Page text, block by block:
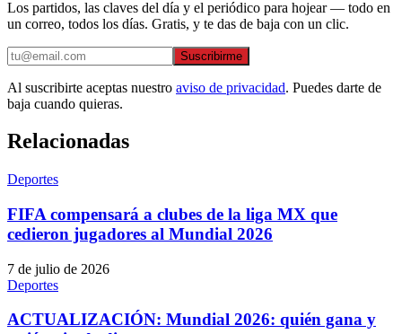
Los partidos, las claves del día y el periódico para hojear — todo en
un correo, todos los días. Gratis, y te das de baja con un clic.
Suscribirme
Al suscribirte aceptas nuestro aviso de privacidad. Puedes darte de
baja cuando quieras.
Relacionadas
Deportes
FIFA compensará a clubes de la liga MX que
cedieron jugadores al Mundial 2026
7 de julio de 2026
Deportes
ACTUALIZACIÓN: Mundial 2026: quién gana y